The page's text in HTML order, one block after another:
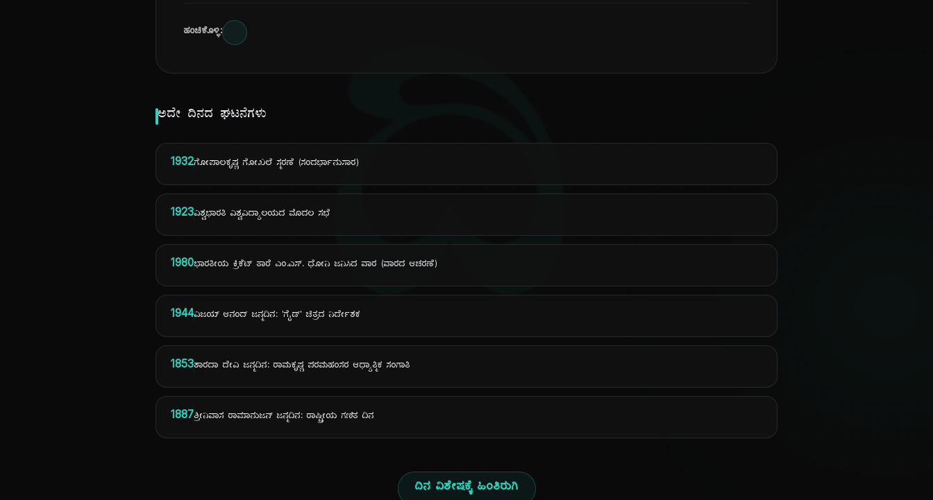
ದಿ
ಹಂಚಿಕೊಳ್ಳಿ:
ಅದೇ ದಿನದ ಘಟನೆಗಳು
1932ಗೋಪಾಲಕೃಷ್ಣ ಗೋಖಲೆ ಸ್ಮರಣೆ (ಸಂದರ್ಭಾನುಸಾರ)
1923ವಿಶ್ವಭಾರತಿ ವಿಶ್ವವಿದ್ಯಾಲಯದ ಮೊದಲ ಸಭೆ
1980ಭಾರತೀಯ ಕ್ರಿಕೆಟ್ ತಾರೆ ಎಂ.ಎಸ್. ಧೋನಿ ಜನಿಸಿದ ವಾರ (ವಾರದ ಆಚರಣೆ)
1944ವಿಜಯ್ ಆನಂದ್ ಜನ್ಮದಿನ: 'ಗೈಡ್' ಚಿತ್ರದ ನಿರ್ದೇಶಕ
1853ಶಾರದಾ ದೇವಿ ಜನ್ಮದಿನ: ರಾಮಕೃಷ್ಣ ಪರಮಹಂಸರ ಆಧ್ಯಾತ್ಮಿಕ ಸಂಗಾತಿ
1887ಶ್ರೀನಿವಾಸ ರಾಮಾನುಜನ್ ಜನ್ಮದಿನ: ರಾಷ್ಟ್ರೀಯ ಗಣಿತ ದಿನ
ದಿನ ವಿಶೇಷಕ್ಕೆ ಹಿಂತಿರುಗಿ